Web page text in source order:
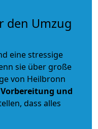
den Umzug
eine stressige
sie über große
von Heilbronn
Vorbereitung und
dass alles